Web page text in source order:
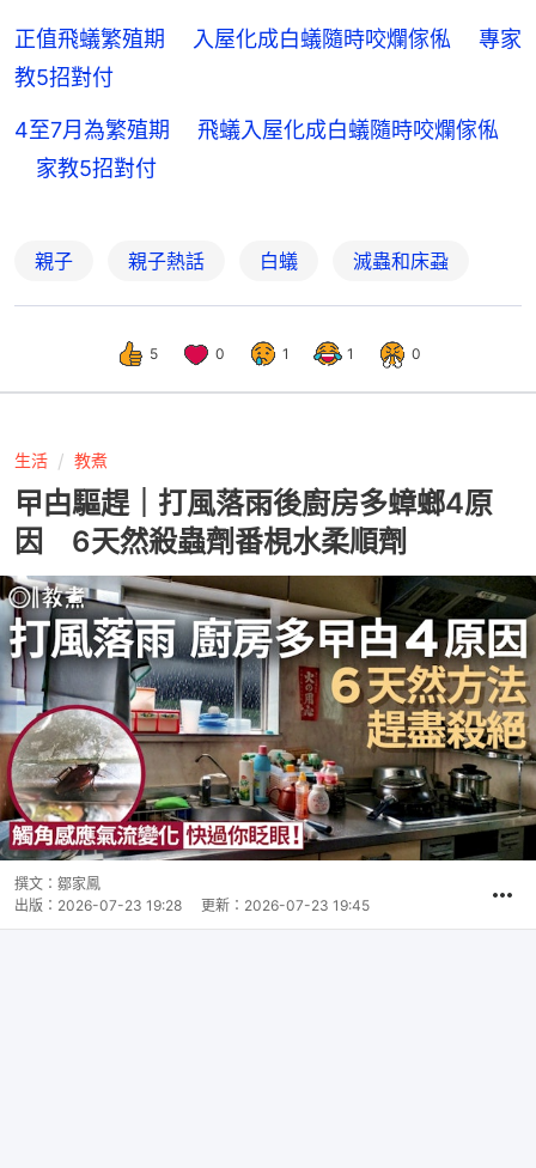
正值飛蟻繁殖期 入屋化成白蟻隨時咬爛傢俬 專家
教5招對付
4至7月為繁殖期 飛蟻入屋化成白蟻隨時咬爛傢俬
家教5招對付
親子 親子熱話 白蟻 滅蟲和床蝨
5 0 1 1 0
生活 教煮
曱甴驅趕｜打風落雨後廚房多蟑螂4原
因 6天然殺蟲劑番梘水柔順劑
撰文： 鄒家鳳
出版： 2026-07-23 19:28 更新： 2026-07-23 19:45